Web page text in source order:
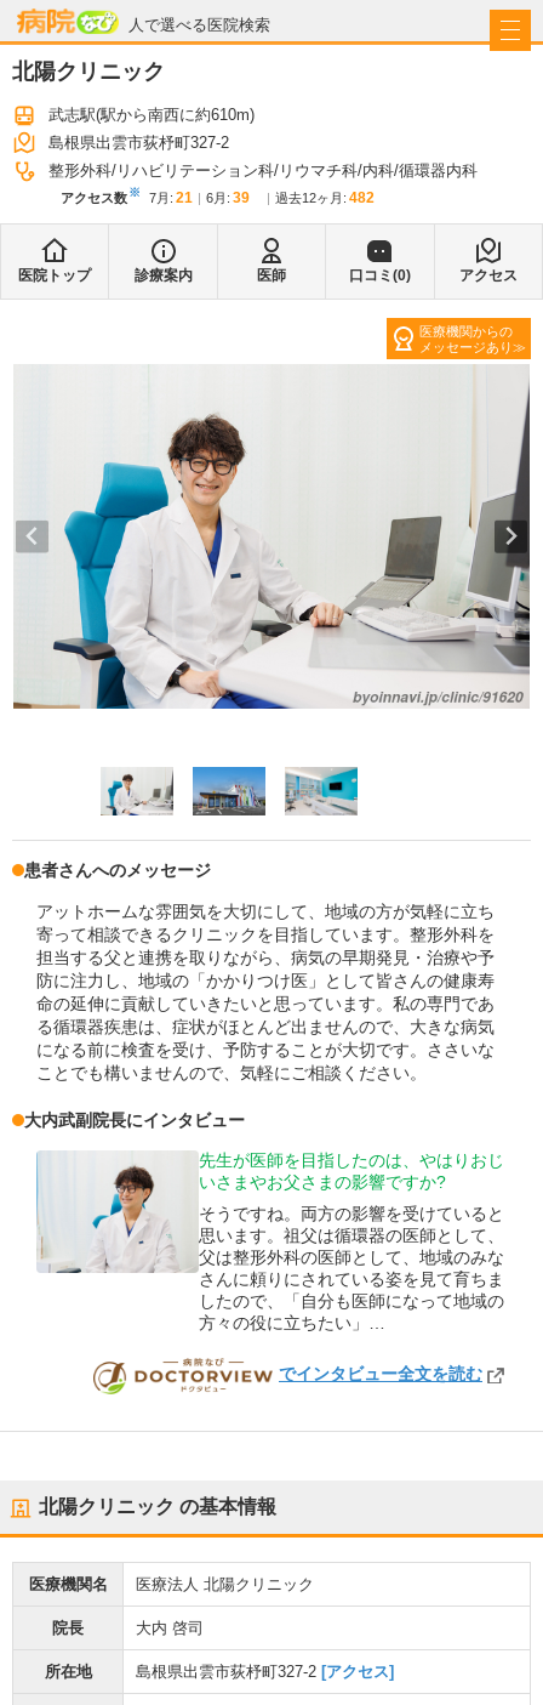
人で選べる医院検索
病院なび
北陽クリニック
武志駅(駅から南西に約610m)
島根県出雲市荻杼町327-2
整形外科 リハビリテーション科 リウマチ科 内科 循環器内科
アクセス数※ 7月 : 21 6月 : 39 過去12ヶ月: 482
医院トップ 診療案内 医師 口コミ(0) アクセス
医療機関からの
メッセージあり
患者さんへのメッセージ
アットホームな雰囲気を大切にして、地域の方が気軽に立ち
寄って相談できるクリニックを目指しています。整形外科を
担当する父と連携を取りながら、病気の早期発見・治療や予
防に注力し、地域の「かかりつけ医」として皆さんの健康寿
命の延伸に貢献していきたいと思っています。私の専門であ
る循環器疾患は、症状がほとんど出ませんので、大きな病気
になる前に検査を受け、予防することが大切です。ささいな
ことでも構いませんので、気軽にご相談ください。
大内武副院長にインタビュー
先生が医師を目指したのは、やはりおじ
いさまやお父さまの影響ですか?
そうですね。両方の影響を受けていると
思います。祖父は循環器の医師として、
父は整形外科の医師として、地域のみな
さんに頼りにされている姿を見て育ちま
したので、「自分も医師になって地域の
方々の役に立ちたい」…
DOCTORVIEW
でインタビュー全文を読む
北陽クリニック の基本情報
医療機関名 医療法人 北陽クリニック
院長 大内 啓司
所在地 島根県出雲市荻杼町327-2 [アクセス]